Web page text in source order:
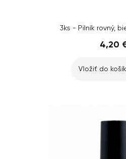
3ks - Pilník rovný,
4,20
Vložiť do